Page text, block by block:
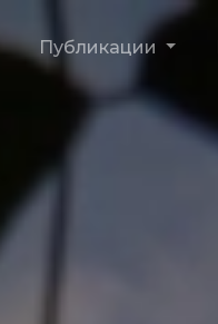
Публикации